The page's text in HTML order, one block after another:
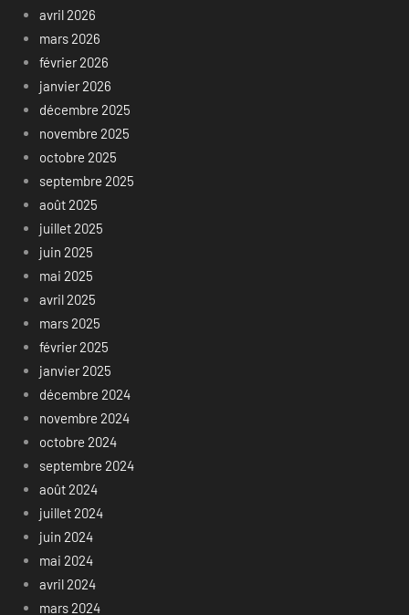
avril 2026
mars 2026
février 2026
janvier 2026
décembre 2025
novembre 2025
octobre 2025
septembre 2025
août 2025
juillet 2025
juin 2025
mai 2025
avril 2025
mars 2025
février 2025
janvier 2025
décembre 2024
novembre 2024
octobre 2024
septembre 2024
août 2024
juillet 2024
juin 2024
mai 2024
avril 2024
mars 2024